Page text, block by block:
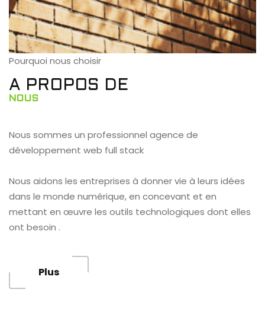
Pourquoi nous choisir
A PROPOS DE
NOUS
Nous sommes un professionnel agence de
développement web full stack
Nous aidons les entreprises à donner vie à leurs idées
dans le monde numérique, en concevant et en
mettant en œuvre les outils technologiques dont elles
ont besoin .
Plus